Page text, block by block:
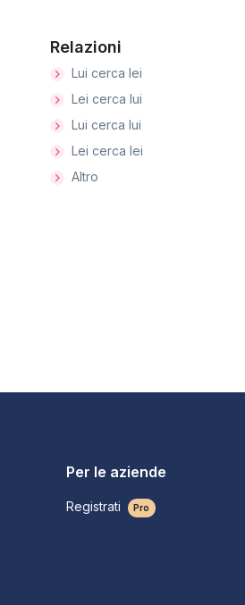
Relazioni
Lui cerca lei
Lei cerca lui
Lui cerca lui
Lei cerca lei
Altro
Per le aziende
Registrati Pro